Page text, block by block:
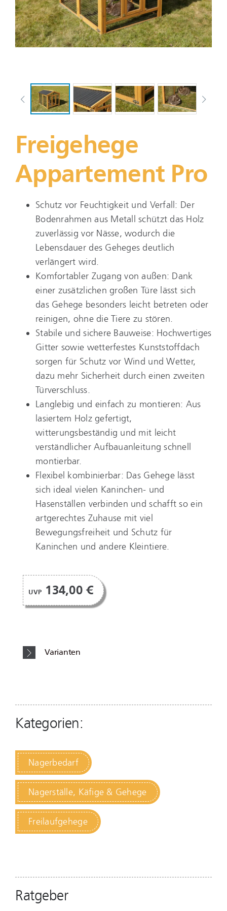
Freigehege
Appartement Pro
Schutz vor Feuchtigkeit und Verfall: Der
Bodenrahmen aus Metall schützt das Holz
zuverlässig vor Nässe, wodurch die
Lebensdauer des Geheges deutlich
verlängert wird.
Komfortabler Zugang von außen: Dank
einer zusätzlichen großen Türe lässt sich
das Gehege besonders leicht betreten oder
reinigen, ohne die Tiere zu stören.
Stabile und sichere Bauweise: Hochwertiges
Gitter sowie wetterfestes Kunststoffdach
sorgen für Schutz vor Wind und Wetter,
dazu mehr Sicherheit durch einen zweiten
Türverschluss.
Langlebig und einfach zu montieren: Aus
lasiertem Holz gefertigt,
witterungsbeständig und mit leicht
verständlicher Aufbauanleitung schnell
montierbar.
Flexibel kombinierbar: Das Gehege lässt
sich ideal vielen Kaninchen- und
Hasenställen verbinden und schafft so ein
artgerechtes Zuhause mit viel
Bewegungsfreiheit und Schutz für
Kaninchen und andere Kleintiere.
UVP 134,00 €
Varianten
Kategorien:
Nagerbedarf
Nagerställe, Käfige & Gehege
Freilaufgehege
Ratgeber